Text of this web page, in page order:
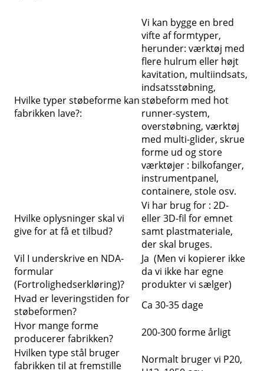
Hvilke typer støbeforme kan
fabrikken lave?:
Vi kan bygge en bred
vifte af formtyper,
herunder: værktøj med
flere hulrum eller højt
kavitation, multiindsats,
indsatsstøbning,
støbeform med hot
runner-system,
overstøbning, værktøj
med multi-glider, skrue
forme ud og store
værktøjer : bilkofanger,
instrumentpanel,
containere, stole osv.
Hvilke oplysninger skal vi
give for at få et tilbud?
Vi har brug for : 2D-
eller 3D-fil for emnet
samt plastmateriale,
der skal bruges.
Vil I underskrive en NDA-
formular
(Fortrolighedserkløring)?
Ja (Men vi kopierer ikke
da vi ikke har egne
produkter vi sælger)
Hvad er leveringstiden for
støbeformen?
Ca 30-35 dage
Hvor mange forme
producerer fabrikken?
200-300 forme årligt
Hvilken type stål bruger
fabrikken til at fremstille
Normalt bruger vi P20,